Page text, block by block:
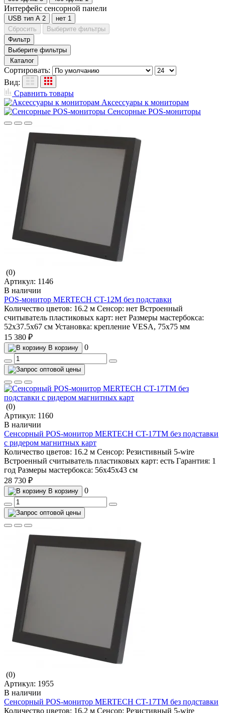
Интерфейс сенсорной панели
USB тип А 2 нет 1
Сбросить
Выберите фильтры
Фильтр
Выберите фильтры
Каталог
Сортировать:
Вид:
Сравнить товары
Аксессуары к мониторам
Сенсорные POS-мониторы
(0)
Артикул: 1146
В наличии
POS-монитор MERTECH CT-12M без подставки
Количество цветов: 16.2 м Сенсор: нет Встроенный
считыватель пластиковых карт: нет Размеры мастербокса:
52х37.5х67 см Установка: крепление VESA, 75х75 мм
15 380 ₽
В корзину 0
(0)
Артикул: 1160
В наличии
Сенсорный POS-монитор MERTECH CT-17TM без подставки
с ридером магнитных карт
Количество цветов: 16.2 м Сенсор: Резистивный 5-wire
Встроенный считыватель пластиковых карт: есть Гарантия: 1
год Размеры мастербокса: 56х45х43 см
28 730 ₽
В корзину 0
(0)
Артикул: 1955
В наличии
Сенсорный POS-монитор MERTECH CT-17ТM без подставки
Количество цветов: 16.2 м Сенсор: Резистивный 5-wire